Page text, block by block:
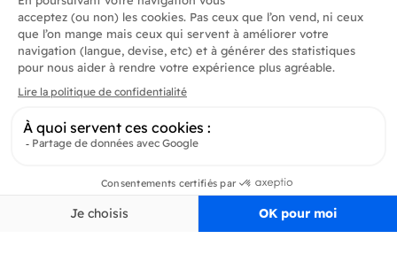
En savoir plus
Informations
Inscrivez-vous et soyez au courant de toutes les dernières nouveautés de